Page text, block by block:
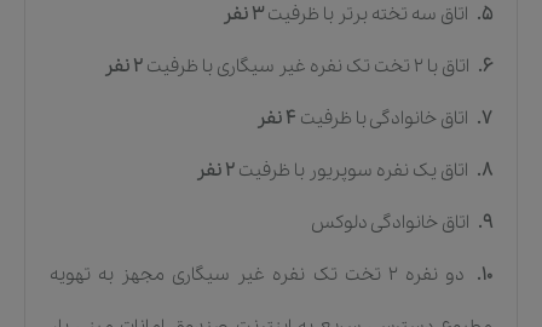
5. اتاق سه تخته برتر با ظرفیت 3 نفر
6. اتاق با 2 تخت تک نفره غیر سیگاری با ظرفیت 2 نفر
7. اتاق خانوادگی با ظرفیت 4 نفر
8. اتاق یک نفره سوپریور با ظرفیت 2 نفر
9. اتاق خانوادگی دلوکس
10. دو نفره 2 تخت تک نفره غیر سیگاری مجهز به تهویه